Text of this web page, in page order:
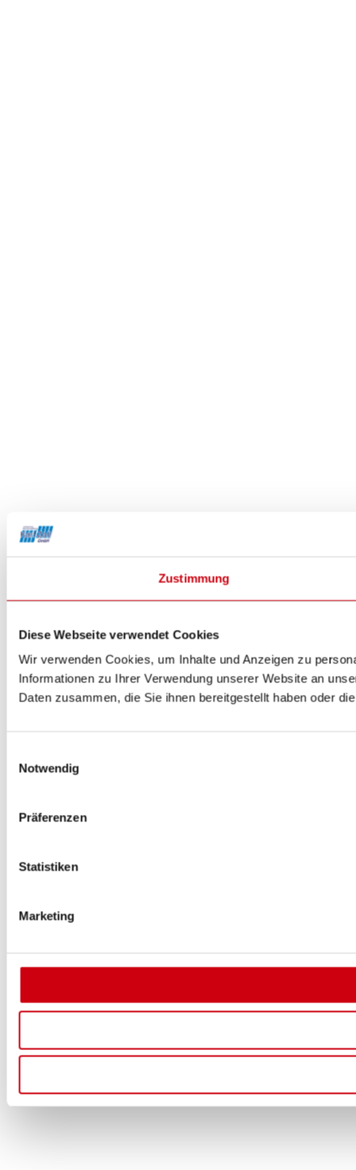
Zustimmung
Diese Webseite verwendet Cookies
Wir verwenden Cookies, um Inhalte und Anzeigen zu
Informationen zu Ihrer Verwendung unserer Website an
Daten zusammen, die Sie ihnen bereitgestellt haben oder
Notwendig
Präferenzen
Statistiken
Marketing